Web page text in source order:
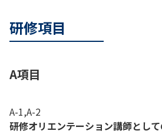
研修項目
A項目
A-1,A-2
研修オリエンテーション講師とし